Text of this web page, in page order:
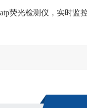
荧光检测仪，实时监